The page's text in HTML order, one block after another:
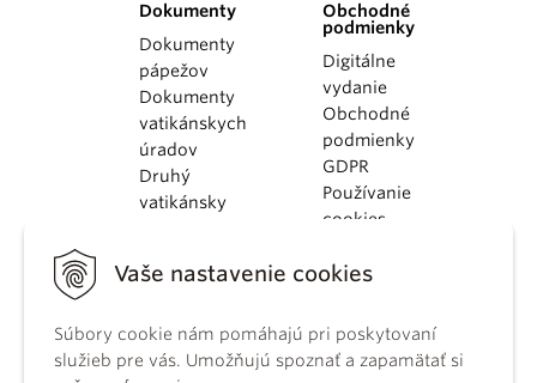
Vaše nastavenie cookies
Súbory cookie nám pomáhajú pri poskytovaní
služieb pre vás. Umožňujú spoznať a zapamätať si
Dokumenty
Dokumenty
pápežov
Dokumenty
vatikánskych
úradov
Druhý
vatikánsky
KBS
kánonického
práva
Obchodné
podmienky
Digitálne
vydanie
Obchodné
podmienky
GDPR
Používanie
cookies